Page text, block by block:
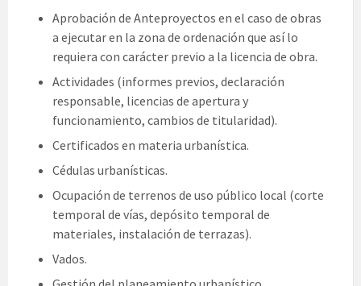
Aprobación de Anteproyectos en el caso de obras
a ejecutar en la zona de ordenación que así lo
requiera con carácter previo a la licencia de obra.
Actividades (informes previos, declaración
responsable, licencias de apertura y
funcionamiento, cambios de titularidad).
Certificados en materia urbanística.
Cédulas urbanísticas.
Ocupación de terrenos de uso público local (corte
temporal de vías, depósito temporal de
materiales, instalación de terrazas).
Vados.